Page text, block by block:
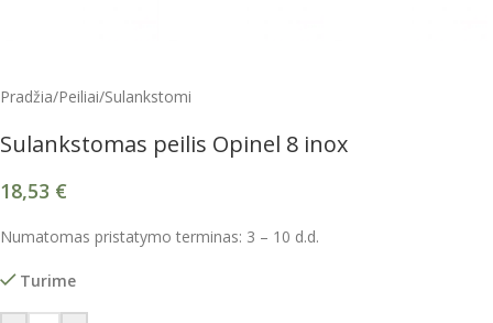
Pradžia/Peiliai/Sulankstomi
Sulankstomas peilis Opinel 8 inox
18,53 €
Numatomas pristatymo terminas: 3 – 10 d.d.
Turime